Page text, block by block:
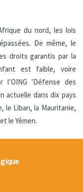
du nord, les lois
De même, le
droits garantis par la
est faible, voire
’Défense des
actuelle dans dix pays
le Liban, la Mauritanie,
le Yémen.